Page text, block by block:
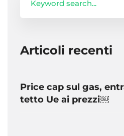
for:
Articoli recenti
Price cap sul gas,
tetto Ue ai prezzi￼